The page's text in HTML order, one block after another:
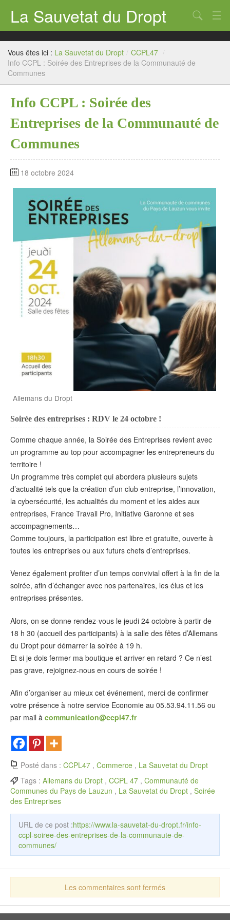
La Sauvetat du Dropt
Accueil
Mairie
Le village
Annuaire Pro
Écoles
Archives
Agenda 2026
Contact
Chercher
Vous êtes ici : La Sauvetat du Dropt / CCPL47 /
Info CCPL : Soirée des Entreprises de la Communauté de
Communes
Info CCPL : Soirée des
Entreprises de la Communauté de
Communes
18 octobre 2024
Allemans du Dropt
Soirée des entreprises : RDV le 24 octobre !
Comme chaque année, la Soirée des Entreprises revient avec
un programme au top pour accompagner les entrepreneurs du
territoire !
Un programme très complet qui abordera plusieurs sujets
d’actualité tels que la création d’un club entreprise, l’innovation,
la cybersécurité, les actualités du moment et les aides aux
entreprises, France Travail Pro, Initiative Garonne et ses
accompagnements…
Comme toujours, la participation est libre et gratuite, ouverte à
toutes les entreprises ou aux futurs chefs d’entreprises.
Venez également profiter d’un temps convivial offert à la fin de la
soirée, afin d’échanger avec nos partenaires, les élus et les
entreprises présentes.
Alors, on se donne rendez-vous le jeudi 24 octobre à partir de
18 h 30 (accueil des participants) à la salle des fêtes d’Allemans
du Dropt pour démarrer la soirée à 19 h.
Et si je dois fermer ma boutique et arriver en retard ? Ce n’est
pas grave, rejoignez-nous en cours de soirée !
Afin d’organiser au mieux cet événement, merci de confirmer
votre présence à notre service Economie au 05.53.94.11.56 ou
par mail à communication@ccpl47.fr
Posté dans : CCPL47 , Commerce , La Sauvetat du Dropt
Tags : Allemans du Dropt , CCPL 47 , Communauté de
Communes du Pays de Lauzun , La Sauvetat du Dropt , Soirée
des Entreprises
URL de ce post :https://www.la-sauvetat-du-dropt.fr/info-
ccpl-soiree-des-entreprises-de-la-communaute-de-
communes/
Les commentaires sont fermés